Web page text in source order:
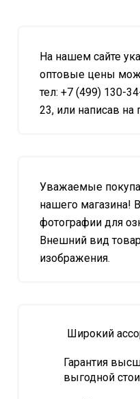
На нашем сайте
оптовые цены
тел: +7 (499) 130-
23, или написав на
Уважаемые
нашего магазина!
фотографии для
Внешний вид
изображения.
Широкий
Гарантия
выгодной